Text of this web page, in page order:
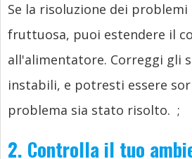
Se la risoluzione dei
fruttuosa, puoi estendere il
all'alimentatore. Correggi gli
instabili, e potresti essere
problema sia stato risolto. ;
2. Controlla il tuo